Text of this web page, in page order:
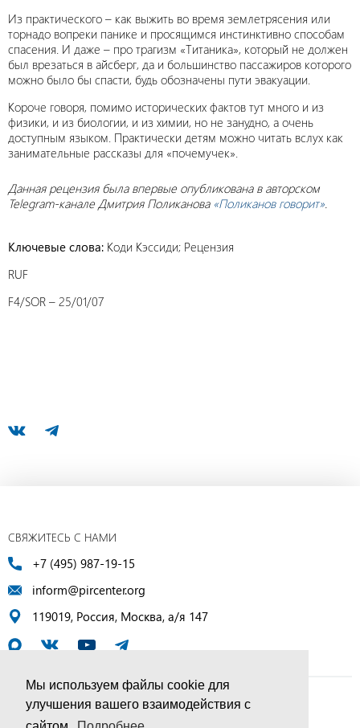
Мы используем файлы cookie для
улучшения вашего взаимодействия с
Из практического – как выжить во время землетрясения или
торнадо вопреки панике и просящимся инстинктивно способам
спасения. И даже – про трагизм «Титаника», который не должен
был врезаться в айсберг, да и большинство пассажиров которого
можно было бы спасти, будь обозначены пути эвакуации.
Короче говоря, помимо исторических фактов тут много и из
физики, и из биологии, и из химии, но не занудно, а очень
доступным языком. Практически детям можно читать вслух как
занимательные рассказы для «почемучек».
Данная рецензия была впервые опубликована в авторском
Telegram-канале Дмитрия Поликанова «Поликанов говорит».
Ключевые слова: Коди Кэссиди; Рецензия
RUF
F4/SOR – 25/01/07
СВЯЖИТЕСЬ С НАМИ
+7 (495) 987-19-15
inform@pircenter.org
119019, Россия, Москва, а/я 147
© ПИР-Центр, 1994–2025 | Все права защищены